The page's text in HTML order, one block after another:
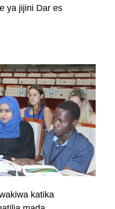
ya jijini Dar es
katika